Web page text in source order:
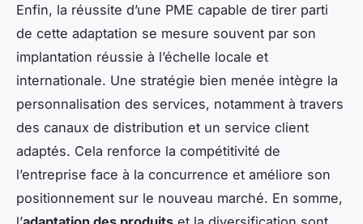
Enfin, la réussite d’une PME capable de tirer parti
de cette adaptation se mesure souvent par son
implantation réussie à l’échelle locale et
internationale. Une stratégie bien menée intègre la
personnalisation des services, notamment à travers
des canaux de distribution et un service client
adaptés. Cela renforce la compétitivité de
l’entreprise face à la concurrence et améliore son
positionnement sur le nouveau marché. En somme,